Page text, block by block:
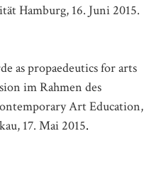
Hamburg, 16. Juni 2015.
as propaedeutics for arts
im Rahmen des
Art Education,
17. Mai 2015.